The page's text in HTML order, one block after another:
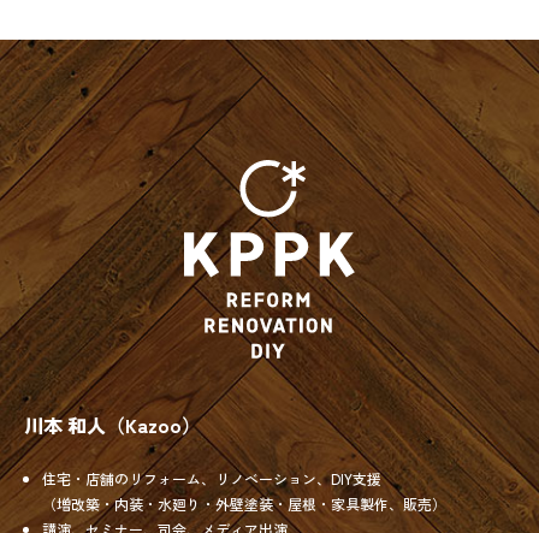
川本 和人（Kazoo）
住宅・店舗のリフォーム、リノベーション、DIY支援
（増改築・内装・水廻り・外壁塗装・屋根・家具製作、販売）
講演、セミナー、司会、メディア出演